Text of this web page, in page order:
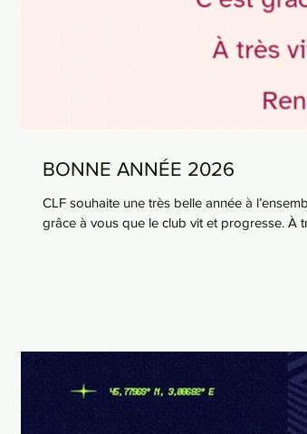
BONNE ANNÉE 2026
CLF souhaite une très belle année à l’ensemble des licenciés , bénévoles et partenaires .
grâce à vous que le club vit et progresse. À